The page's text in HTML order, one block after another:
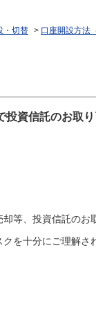
・切替 > 口座開設方法
投資信託のお取
等、投資信託の
を十分にご理解